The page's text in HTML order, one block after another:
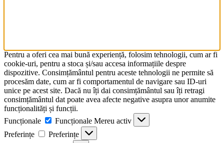
Pentru a oferi cea mai bună experiență, folosim tehnologii, cum ar fi
cookie-uri, pentru a stoca și/sau accesa informațiile despre
dispozitive. Consimțământul pentru aceste tehnologii ne permite să
procesăm date, cum ar fi comportamentul de navigare sau ID-uri
unice pe acest site. Dacă nu îți dai consimțământul sau îți retragi
consimțământul dat poate avea afecte negative asupra unor anumite
funcționalități și funcții.
Funcționale
Funcționale Mereu activ
Preferințe
Preferințe